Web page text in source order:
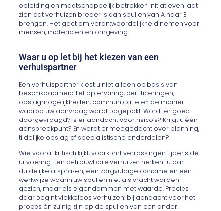
opleiding en maatschappelijk betrokken initiatieven laat
zien dat verhuizen breder is dan spullen van A naar B
brengen. Het gaat om verantwoordelijkheid nemen voor
mensen, materialen en omgeving.
Waar u op let bij het kiezen van een
verhuispartner
Een verhuispartner kiest u niet alleen op basis van
beschikbaarheid. Let op ervaring, certificeringen,
opslagmogelijkheden, communicatie en de manier
waarop uw aanvraag wordt opgepakt. Wordt er goed
doorgevraagd? Is er aandacht voor risico’s? Krijgt u één
aanspreekpunt? En wordt er meegedacht over planning,
tijdelijke opslag of specialistische onderdelen?
Wie vooraf kritisch kijkt, voorkomt verrassingen tijdens de
uitvoering. Een betrouwbare verhuizer herkent u aan
duidelijke afspraken, een zorgvuldige opname en een
werkwijze waarin uw spullen niet als vracht worden
gezien, maar als eigendommen met waarde. Precies
daar begint vlekkeloos verhuizen: bij aandacht voor het
proces én zuinig zijn op de spullen van een ander.